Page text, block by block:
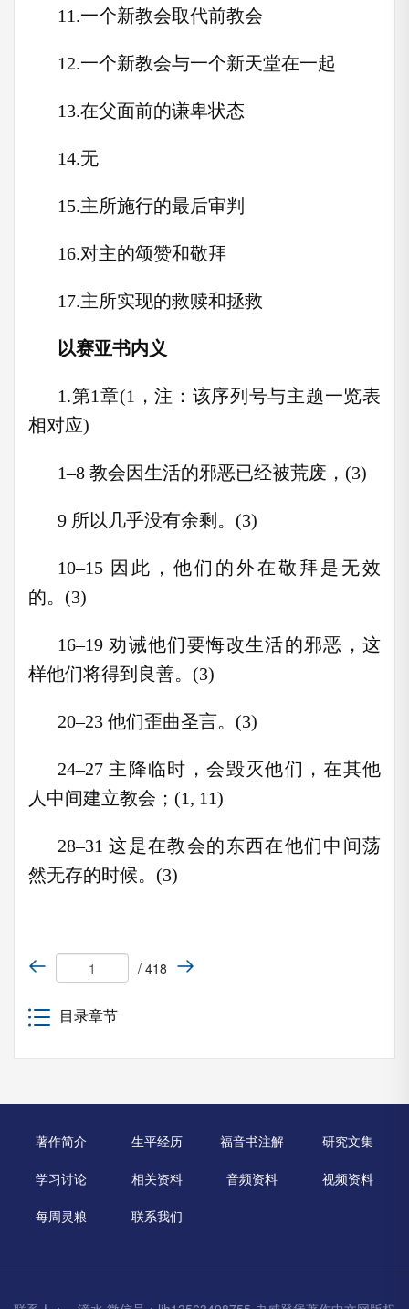
11.一个新教会取代前教会
12.一个新教会与一个新天堂在一起
13.在父面前的谦卑状态
14.无
15.主所施行的最后审判
16.对主的颂赞和敬拜
17.主所实现的救赎和拯救
以赛亚书内义
1.第1章(1，注：该序列号与主题一览表
相对应)
1–8 教会因生活的邪恶已经被荒废，(3)
9 所以几乎没有余剩。(3)
10–15 因此，他们的外在敬拜是无效
的。(3)
16–19 劝诫他们要悔改生活的邪恶，这
样他们将得到良善。(3)
20–23 他们歪曲圣言。(3)
24–27 主降临时，会毁灭他们，在其他
人中间建立教会；(1, 11)
28–31 这是在教会的东西在他们中间荡
然无存的时候。(3)
/ 418
目录章节
著作简介 生平经历 福音书注解 研究文集
学习讨论 相关资料 音频资料 视频资料
每周灵粮 联系我们